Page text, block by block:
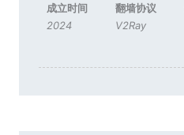
成立时间
2024
翻墙协议
V2Ray